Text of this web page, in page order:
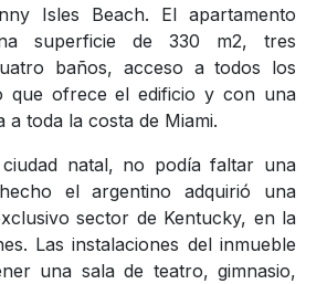
Isles Beach. El apartamento
superficie de 330 m2, tres
baños, acceso a todos los
que ofrece el edificio y con una
a toda la costa de Miami.
natal, no podía faltar una
el argentino adquirió una
sector de Kentucky, en la
Las instalaciones del inmueble
una sala de teatro, gimnasio,